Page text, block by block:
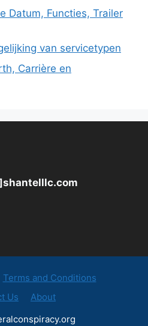
Datum, Functies, Trailer
van servicetypen
Carrière en
Terms and Conditions
Us
About